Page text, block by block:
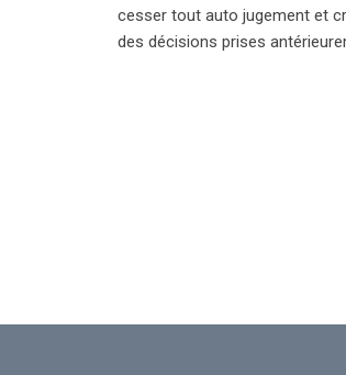
cesser tout auto jugement et
des décisions prises